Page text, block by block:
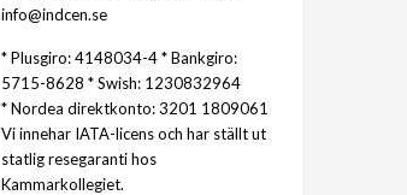
info@indcen.se
* Plusgiro: 4148034-4 * Bankgiro:
5715-8628 * Swish: 1230832964
* Nordea direktkonto: 3201 1809061
Vi innehar IATA-licens och har ställt ut
statlig resegaranti hos
Kammarkollegiet.